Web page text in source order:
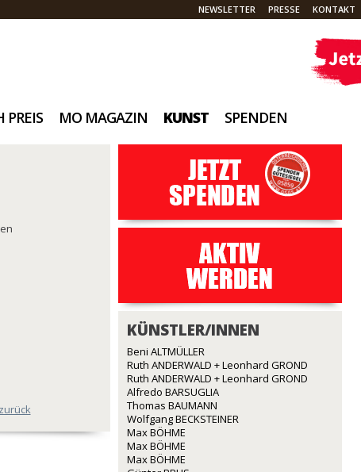
NEWSLETTER PRESSE KONTAKT
PREIS MO MAGAZIN KUNST SPENDEN
zurück
KÜNSTLER/INNEN
Beni ALTMÜLLER
Ruth ANDERWALD + Leonhard GROND
Ruth ANDERWALD + Leonhard GROND
Alfredo BARSUGLIA
Thomas BAUMANN
Wolfgang BECKSTEINER
Max BÖHME
Max BÖHME
Max BÖHME